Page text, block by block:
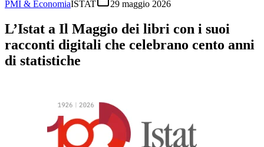
PMI & EconomiaISTAT 29 maggio 2026
L’Istat a Il Maggio dei libri con i suoi
racconti digitali che celebrano cento anni
di statistiche